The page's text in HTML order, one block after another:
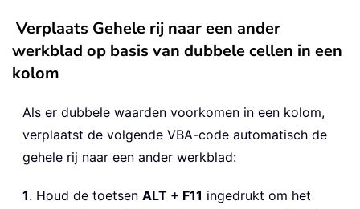
Verplaats Gehele rij naar een ander
werkblad op basis van dubbele cellen in een
kolom
Als er dubbele waarden voorkomen in een kolom,
verplaatst de volgende VBA-code automatisch de
gehele rij naar een ander werkblad:
1. Houd de toetsen ALT + F11 ingedrukt om het